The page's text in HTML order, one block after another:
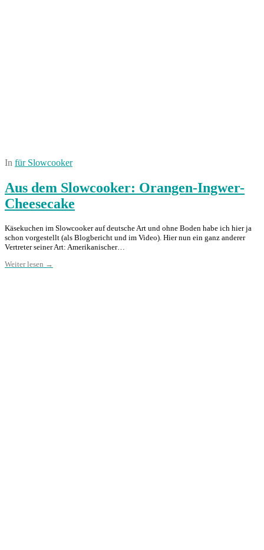
In für Slowcooker
Aus dem Slowcooker: Orangen-Ingwer-
Cheesecake
Käsekuchen im Slowcooker auf deutsche Art und ohne Boden habe ich hier ja
schon vorgestellt (als Blogbericht und im Video). Hier nun ein ganz anderer
Vertreter seiner Art: Amerikanischer…
Weiter lesen →